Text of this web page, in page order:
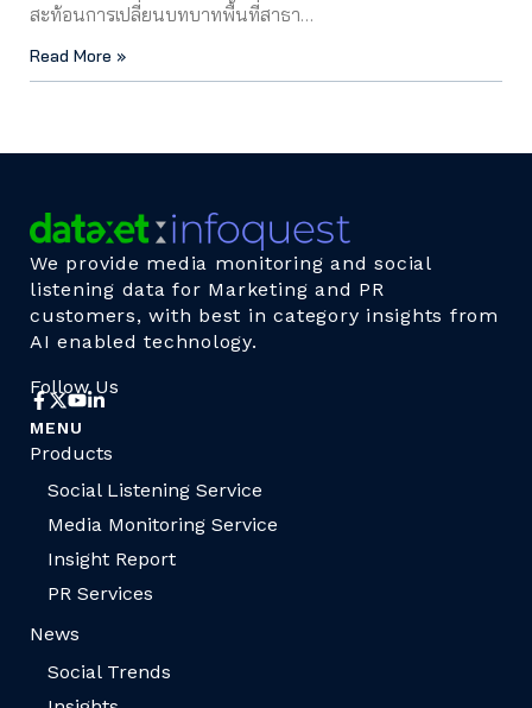
สะท้อนการเปลี่ยนบทบาทพื้นที่สาธา…
Read More »
We provide media monitoring and social
listening data for Marketing and PR
customers, with best in category insights from
AI enabled technology.
Follow Us
MENU
Products
Social Listening Service
Media Monitoring Service
Insight Report
PR Services
News
Social Trends